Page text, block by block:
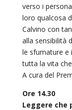
verso i
loro qualcosa
Calvino con
alla sensibilità
le sfumature e
tutta la vita
A cura del
Ore 14.30
Leggere che